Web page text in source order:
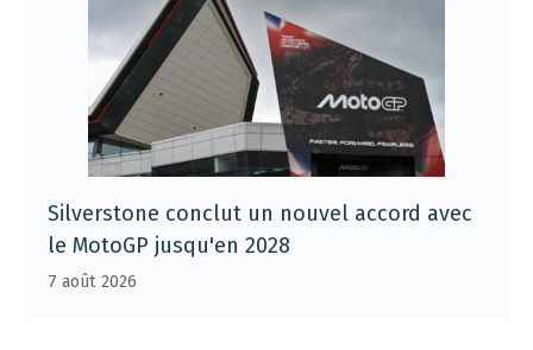
Silverstone conclut un nouvel accord avec
le MotoGP jusqu'en 2028
7 août 2026